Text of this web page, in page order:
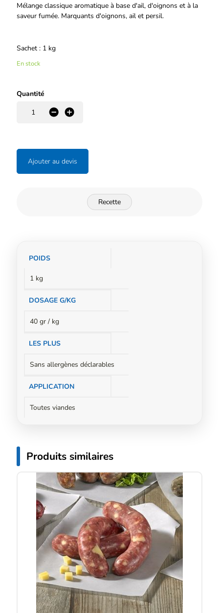
Mélange classique aromatique à base d'ail, d'oignons et à la
saveur fumée. Marquants d'oignons, ail et persil.
Sachet : 1 kg
En stock
Quantité
+
-
Ajouter au devis
Recette
Informations
POIDS
1 kg
DOSAGE G/KG
40 gr / kg
LES PLUS
Sans allergènes déclarables
APPLICATION
Toutes viandes
Produits similaires